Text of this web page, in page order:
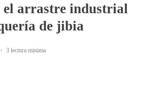
el arrastre industrial
de jibia
3 lectura mínima